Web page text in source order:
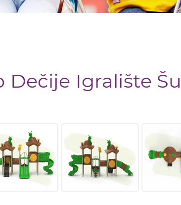
Dečije Igralište